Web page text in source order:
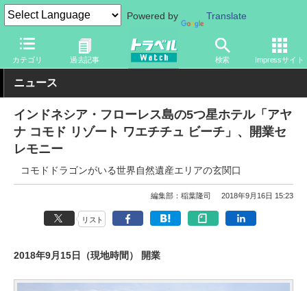
Powered by Translate
カテゴリ 過去記事 検索 Impressサイト
トラベル Watch 地域 海外旅行 東南アジア
ニュース
インドネシア・フローレス島の5つ星ホテル「アヤ
ナ コモド リゾート ワエチチュ ビーチ」、開業セ
レモニー
コモドドラゴンがいる世界自然遺産エリアの玄関口
編集部：稲葉隆司 2018年9月16日 15:23
リスト
2018年9月15日（現地時間） 開業